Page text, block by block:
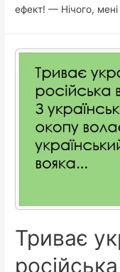
ефект! — Нічого, мені
Триває